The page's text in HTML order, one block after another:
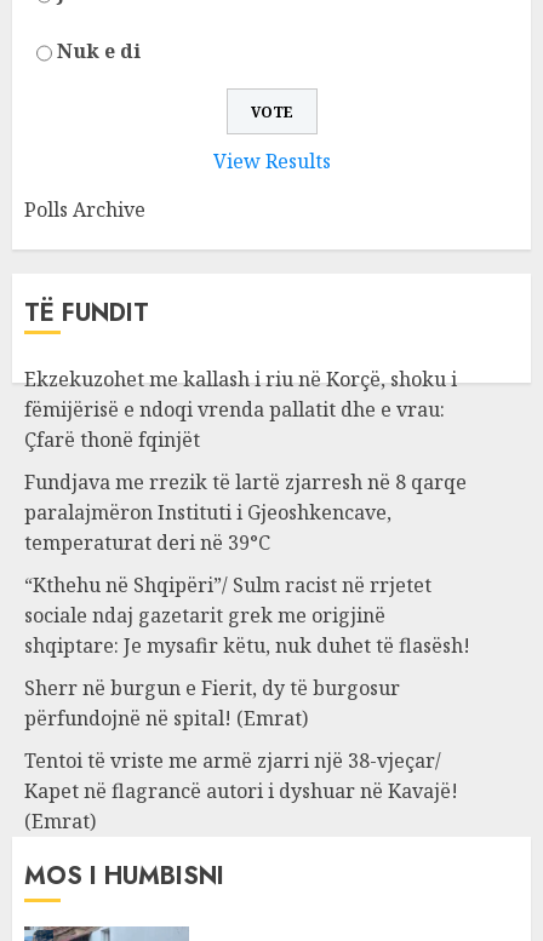
Nuk e di
View Results
Polls Archive
TË FUNDIT
Ekzekuzohet me kallash i riu në Korçë, shoku i
fëmijërisë e ndoqi vrenda pallatit dhe e vrau:
Çfarë thonë fqinjët
Fundjava me rrezik të lartë zjarresh në 8 qarqe
paralajmëron Instituti i Gjeoshkencave,
temperaturat deri në 39°C
“Kthehu në Shqipëri”/ Sulm racist në rrjetet
sociale ndaj gazetarit grek me origjinë
shqiptare: Je mysafir këtu, nuk duhet të flasësh!
Sherr në burgun e Fierit, dy të burgosur
përfundojnë në spital! (Emrat)
Tentoi të vriste me armë zjarri një 38-vjeçar/
Kapet në flagrancë autori i dyshuar në Kavajë!
(Emrat)
MOS I HUMBISNI